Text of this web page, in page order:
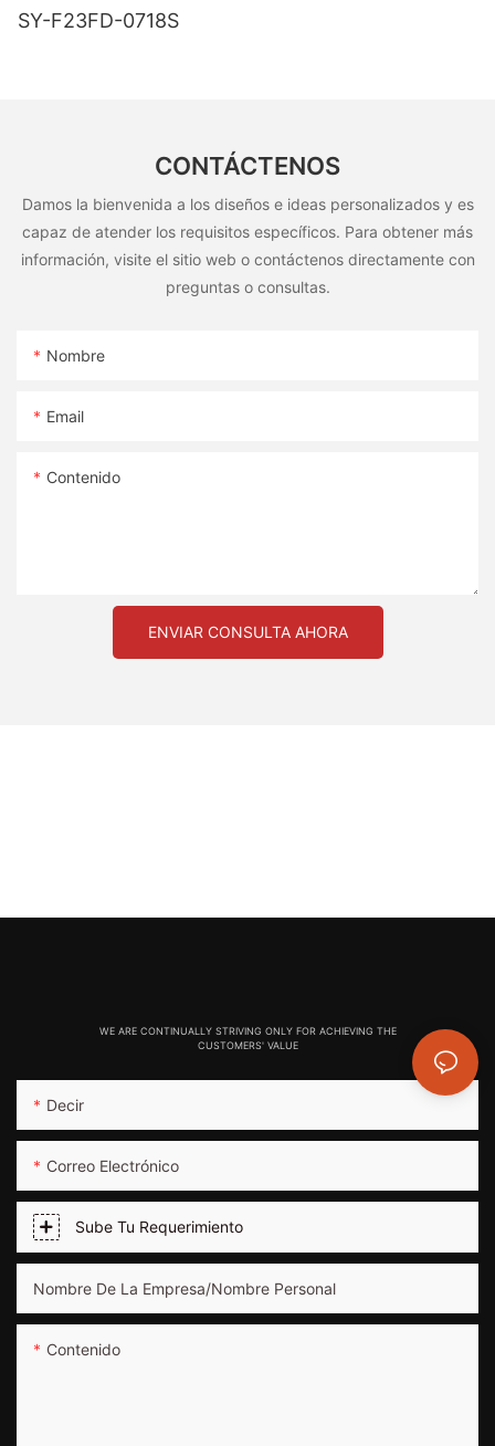
SY-F23FD-0718S
CONTÁCTENOS
Damos la bienvenida a los diseños e ideas personalizados y es
capaz de atender los requisitos específicos. Para obtener más
información, visite el sitio web o contáctenos directamente con
preguntas o consultas.
Nombre
Email
Contenido
ENVIAR CONSULTA AHORA
WE ARE CONTINUALLY STRIVING ONLY FOR ACHIEVING THE
CUSTOMERS' VALUE
Decir
Correo Electrónico
Sube Tu Requerimiento
Nombre De La Empresa/nombre Personal
Contenido